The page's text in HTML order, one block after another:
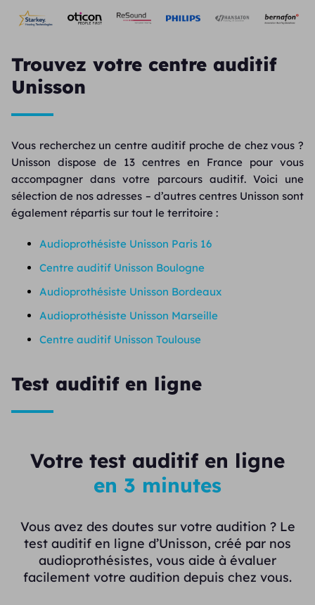
Trouvez votre centre auditif
Unisson
Vous recherchez un centre auditif proche de chez vous ?
Unisson dispose de 13 centres en France pour vous
accompagner dans votre parcours auditif. Voici une
sélection de nos adresses – d’autres centres Unisson sont
également répartis sur tout le territoire :
Audioprothésiste Unisson Paris 16
Centre auditif Unisson Boulogne
Audioprothésiste Unisson Bordeaux
Audioprothésiste Unisson Marseille
Centre auditif Unisson Toulouse
Test auditif en ligne
Votre test auditif en ligne
en 3 minutes
Vous avez des doutes sur votre audition ? Le
test auditif en ligne d’Unisson, créé par nos
audioprothésistes, vous aide à évaluer
facilement votre audition depuis chez vous.